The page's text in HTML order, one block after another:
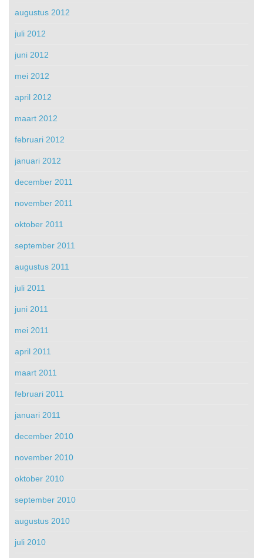
augustus 2012
juli 2012
juni 2012
mei 2012
april 2012
maart 2012
februari 2012
januari 2012
december 2011
november 2011
oktober 2011
september 2011
augustus 2011
juli 2011
juni 2011
mei 2011
april 2011
maart 2011
februari 2011
januari 2011
december 2010
november 2010
oktober 2010
september 2010
augustus 2010
juli 2010